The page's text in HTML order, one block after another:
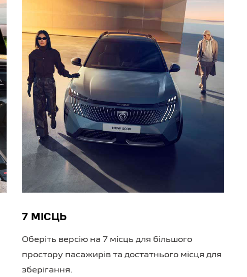
7 МІСЦЬ
Оберіть версію на 7 місць для більшого
простору пасажирів та достатнього місця для
зберігання.